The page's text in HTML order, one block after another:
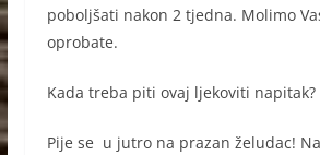
poboljšati nakon 2 tjedna. Molimo
oprobate.
Kada treba piti ovaj ljekoviti napitak?
Pije se u jutro na prazan želudac!